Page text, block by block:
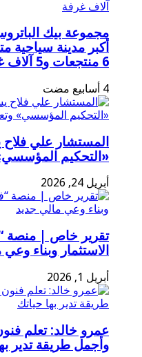
أكبر مدينة
6 منتجعات و5 آلاف غرفة
المستشار علي فلاح
«التحكيم
أبريل 24, 2026
تقرير خاص | منصة
الاستثمار وبناء
أبريل 1, 2026
عمرو خالد: تعلم
وأجمل طريقة تدير